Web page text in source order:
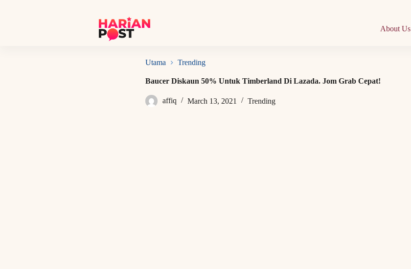
About Us
Utama Trending
Baucer Diskaun 50% Untuk Timberland Di Lazada. Jom Grab Cepat!
affiq March 13, 2021 Trending